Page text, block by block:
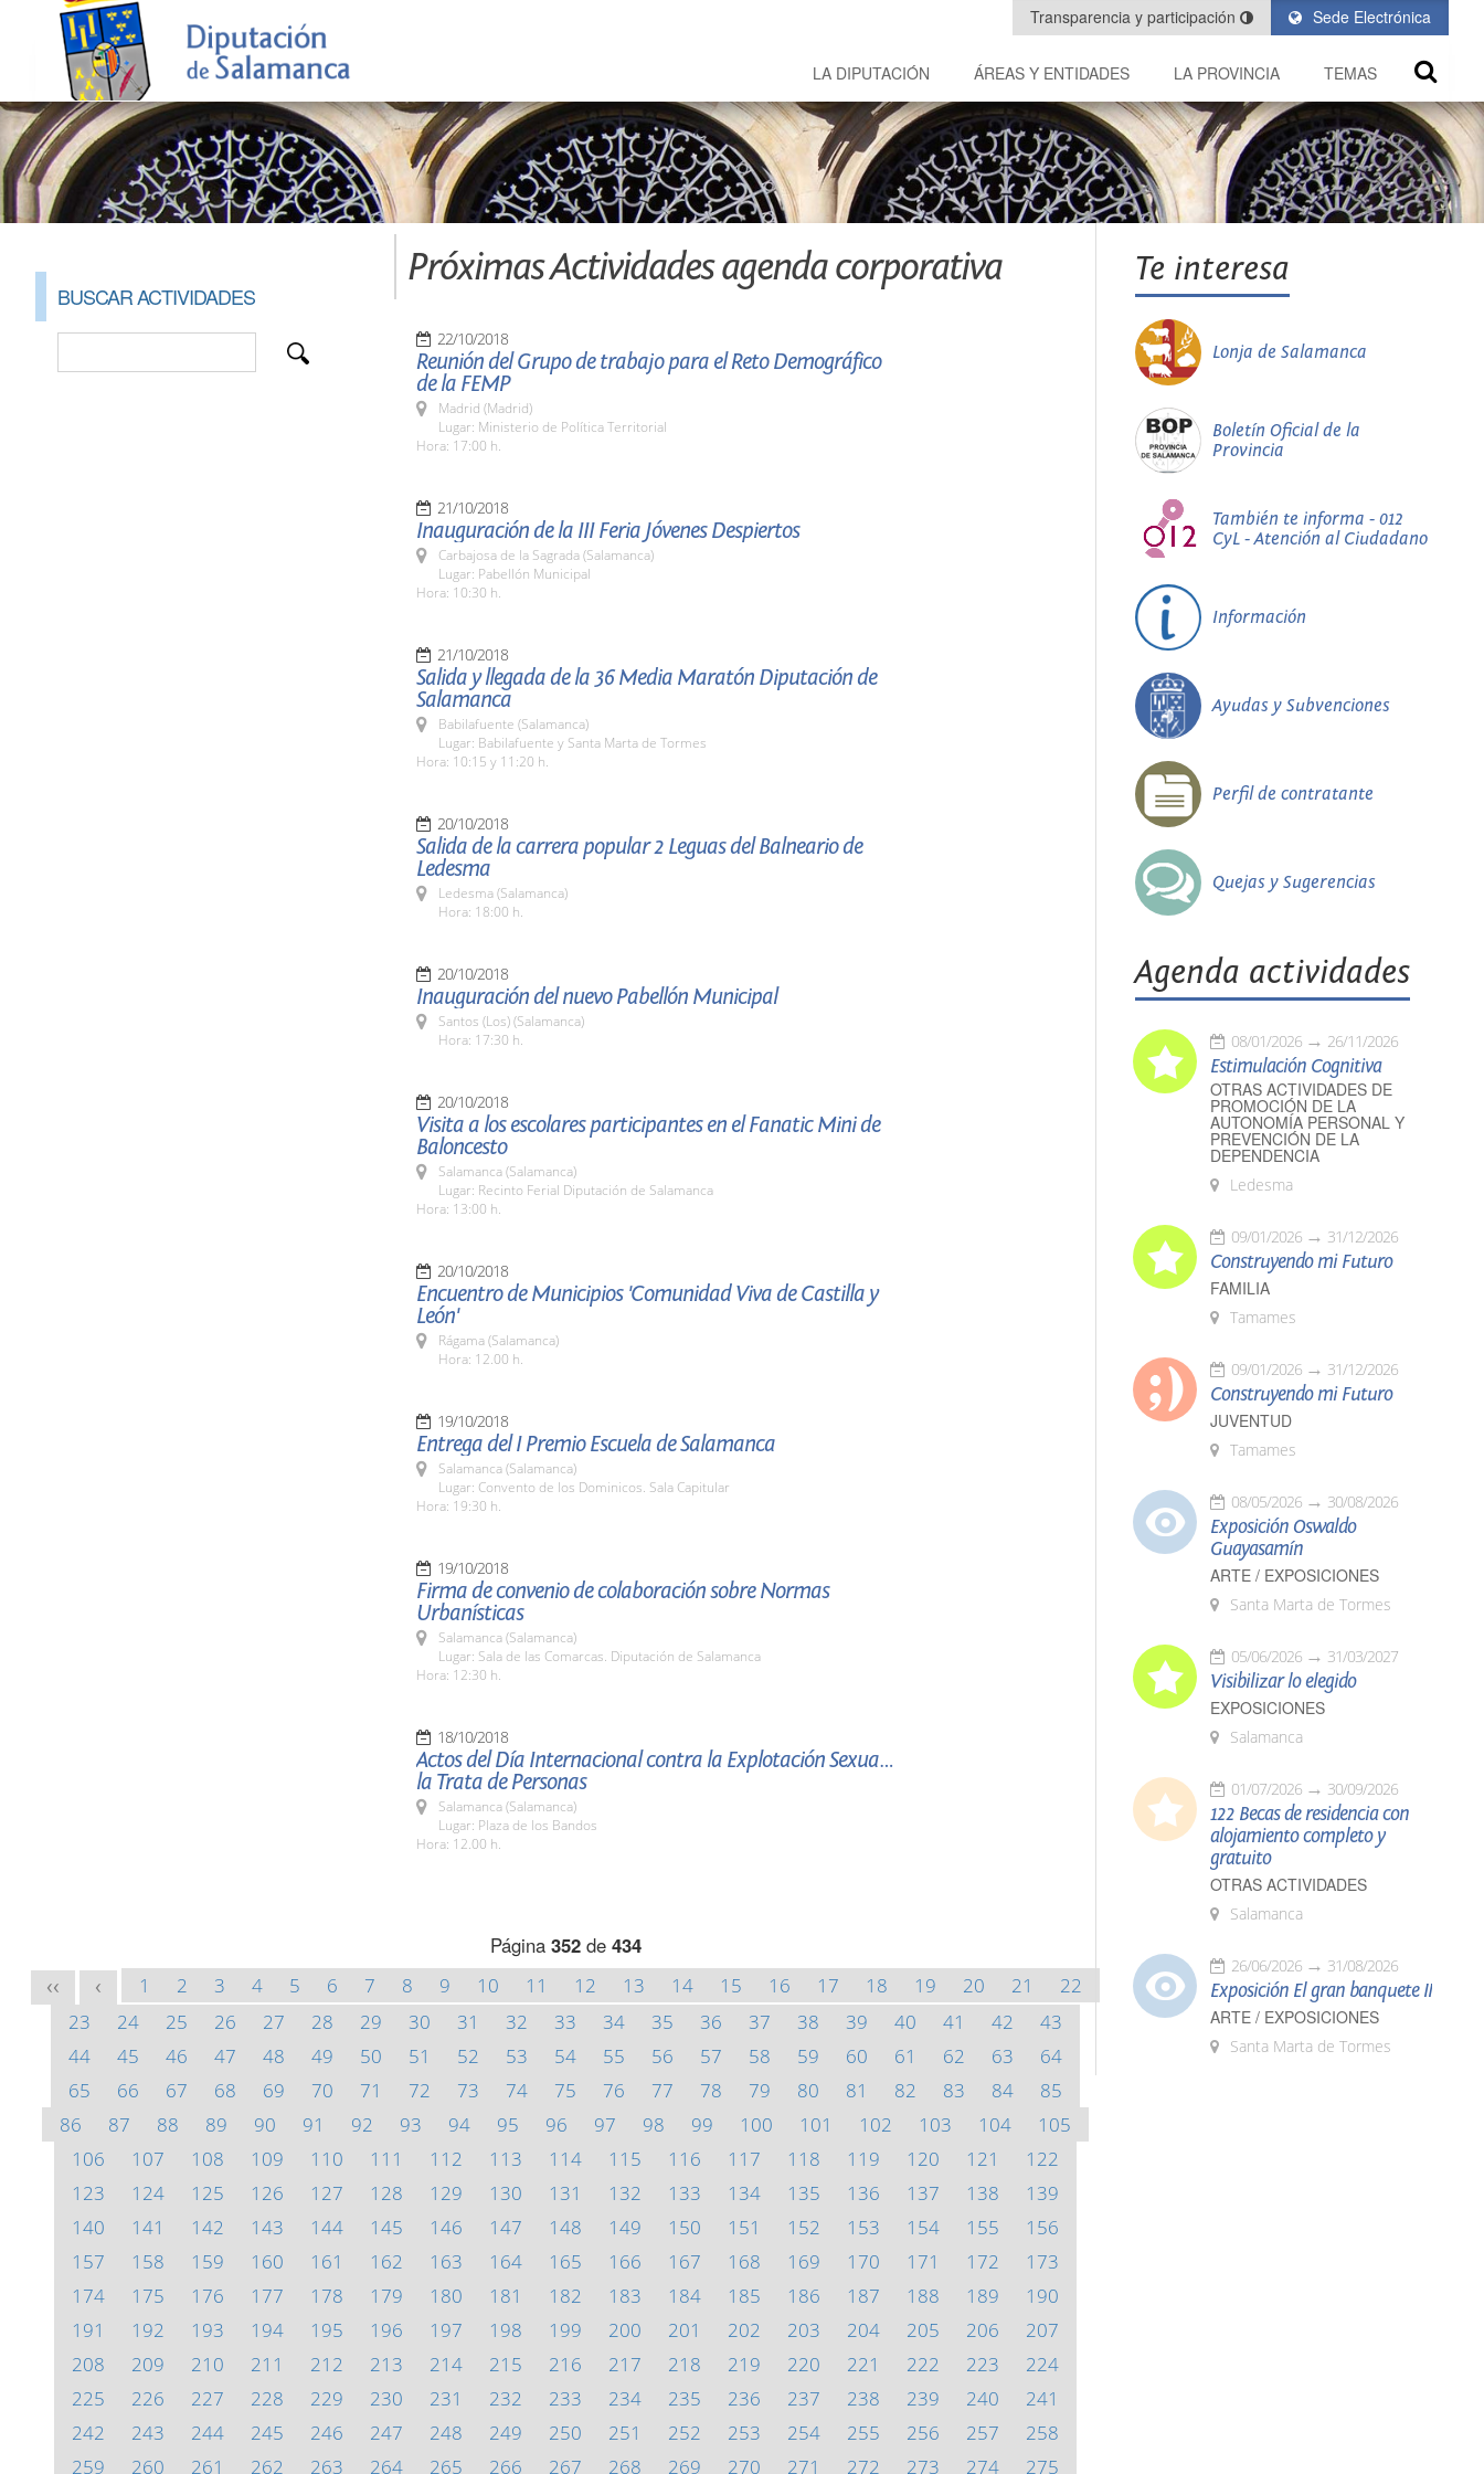
Sede Electrónica
Transparencia y participación
LA DIPUTACIÓN ÁREAS Y ENTIDADES LA PROVINCIA TEMAS
BUSCAR ACTIVIDADES
Próximas Actividades agenda corporativa
22/10/2018
Reunión del Grupo de trabajo para el Reto Demográfico
de la FEMP
Madrid (Madrid)
Lugar: Ministerio de Política Territorial
Hora: 17:00 h.
21/10/2018
Inauguración de la III Feria Jóvenes Despiertos
Carbajosa de la Sagrada (Salamanca)
Lugar: Pabellón Municipal
Hora: 10:30 h.
21/10/2018
Salida y llegada de la 36 Media Maratón Diputación de
Salamanca
Babilafuente (Salamanca)
Lugar: Babilafuente y Santa Marta de Tormes
Hora: 10:15 y 11:20 h.
20/10/2018
Salida de la carrera popular 2 Leguas del Balneario de
Ledesma
Ledesma (Salamanca)
Hora: 18:00 h.
20/10/2018
Inauguración del nuevo Pabellón Municipal
Santos (Los) (Salamanca)
Hora: 17:30 h.
20/10/2018
Visita a los escolares participantes en el Fanatic Mini de
Baloncesto
Salamanca (Salamanca)
Lugar: Recinto Ferial Diputación de Salamanca
Hora: 13:00 h.
20/10/2018
Encuentro de Municipios 'Comunidad Viva de Castilla y
León'
Rágama (Salamanca)
Hora: 12.00 h.
19/10/2018
Entrega del I Premio Escuela de Salamanca
Salamanca (Salamanca)
Lugar: Convento de los Dominicos. Sala Capitular
Hora: 19:30 h.
19/10/2018
Firma de convenio de colaboración sobre Normas
Urbanísticas
Salamanca (Salamanca)
Lugar: Sala de las Comarcas. Diputación de Salamanca
Hora: 12:30 h.
18/10/2018
Actos del Día Internacional contra la Explotación Sexual y
la Trata de Personas
Salamanca (Salamanca)
Lugar: Plaza de los Bandos
Hora: 12.00 h.
Página 352de 434
<< < 1 2 3 4 5 6 7 8 9 10 11 12 13 14 15 16 17 18 19 20 21
22
23
24 25 26 27 28 29 30 31 32 33 34 35 36 37 38 39 40 41 42
43
44
45 46 47 48 49 50 51 52 53 54 55 56 57 58 59 60 61 62 63
64
65
66 67 68 69 70 71 72 73 74 75 76 77 78 79 80 81 82 83 84
85
86
87 88 89 90 91 92 93 94 95 96 97 98 99 100 101 102 103 104
105
106
107 108 109 110 111 112 113 114 115 116 117 118 119 120 121
122
123
124 125 126 127 128 129 130 131 132 133 134 135 136 137 138
139
140
141 142 143 144 145 146 147 148 149 150 151 152 153 154 155
156
157
158 159 160 161 162 163 164 165 166 167 168 169 170 171 172
173
174
175 176 177 178 179 180 181 182 183 184 185 186 187 188 189
190
191
192 193 194 195 196 197 198 199 200 201 202 203 204 205 206
207
208
209 210 211 212 213 214 215 216 217 218 219 220 221 222 223
224
225
226 227 228 229 230 231 232 233 234 235 236 237 238 239 240
241
242
243 244 245 246 247 248 249 250 251 252 253 254 255 256 257
258
259
260 261 262 263 264 265 266 267 268 269 270 271 272 273 274 275
Te interesa
Lonja de Salamanca
Boletín Oficial de la
Provincia
También te informa - 012
CyL - Atención al Ciudadano
Información
Ayudas y Subvenciones
Perfil de contratante
Quejas y Sugerencias
Agenda actividades
08/01/2026 26/11/2026
Estimulación Cognitiva
OTRAS ACTIVIDADES DE
PROMOCIÓN DE LA
AUTONOMÍA PERSONAL Y
PREVENCIÓN DE LA
DEPENDENCIA
Ledesma
09/01/2026 31/12/2026
Construyendo mi Futuro
FAMILIA
Tamames
09/01/2026 31/12/2026
Construyendo mi Futuro
JUVENTUD
Tamames
08/05/2026 30/08/2026
Exposición Oswaldo
Guayasamín
ARTE / EXPOSICIONES
Santa Marta de Tormes
05/06/2026 31/03/2027
Visibilizar lo elegido
EXPOSICIONES
Salamanca
01/07/2026 30/09/2026
122 Becas de residencia con
alojamiento completo y
gratuito
OTRAS ACTIVIDADES
Salamanca
26/06/2026 31/08/2026
Exposición El gran banquete II
ARTE / EXPOSICIONES
Santa Marta de Tormes